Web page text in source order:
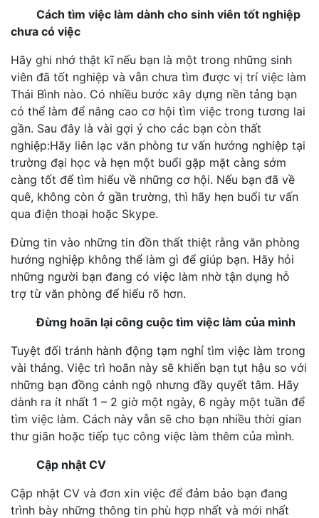
Cách tìm việc làm dành cho sinh viên tốt nghiệp
chưa có việc
Hãy ghi nhớ thật kĩ nếu bạn là một trong những sinh
viên đã tốt nghiệp và vẫn chưa tìm được vị trí việc làm
Thái Bình nào. Có nhiều bước xây dựng nền tảng bạn
có thể làm để nâng cao cơ hội tìm việc trong tương lai
gần. Sau đây là vài gợi ý cho các bạn còn thất
nghiệp:Hãy liên lạc văn phòng tư vấn hướng nghiệp tại
trường đại học và hẹn một buổi gặp mặt càng sớm
càng tốt để tìm hiểu về những cơ hội. Nếu bạn đã về
quê, không còn ở gần trường, thì hãy hẹn buổi tư vấn
qua điện thoại hoặc Skype.
Đừng tin vào những tin đồn thất thiệt rằng văn phòng
hướng nghiệp không thể làm gì để giúp bạn. Hãy hỏi
những người bạn đang có việc làm nhờ tận dụng hỗ
trợ từ văn phòng để hiểu rõ hơn.
Đừng hoãn lại công cuộc tìm việc làm của mình
Tuyệt đối tránh hành động tạm nghỉ tìm việc làm trong
vài tháng. Việc trì hoãn này sẽ khiến bạn tụt hậu so với
những bạn đồng cảnh ngộ nhưng đầy quyết tâm. Hãy
dành ra ít nhất 1 – 2 giờ một ngày, 6 ngày một tuần để
tìm việc làm. Cách này vẫn sẽ cho bạn nhiều thời gian
thư giãn hoặc tiếp tục công việc làm thêm của mình.
Cập nhật CV
Cập nhật CV và đơn xin việc để đảm bảo bạn đang
trình bày những thông tin phù hợp nhất và mới nhất